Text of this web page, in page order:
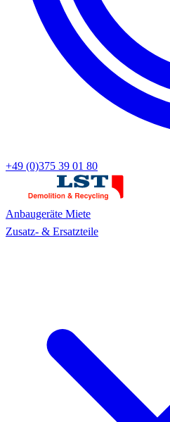
+49 (0)375 39 01 80
Anbaugeräte Miete
Zusatz- & Ersatzteile